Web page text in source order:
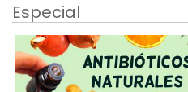
Especial